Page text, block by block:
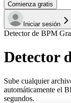
Comienza gratis
Iniciar sesión
Detector de BPM
Detector
Sube cualquier
automáticamente el
segundos.